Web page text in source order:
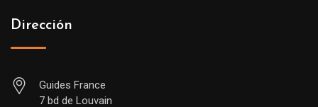
Dirección
Guides France
7 bd de Louvain